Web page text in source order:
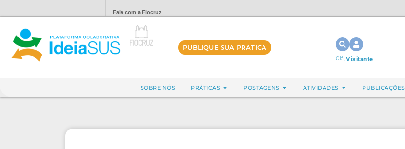
Fale com a Fiocruz
PUBLIQUE SUA PRATICA
Olá,Visitante
SOBRE NÓS PRÁTICAS POSTAGENS ATIVIDADES PUBLICAÇÕES